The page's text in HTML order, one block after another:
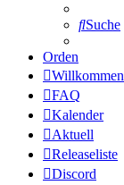
Suche
Orden
Willkommen
FAQ
Kalender
Aktuell
Releaseliste
Discord